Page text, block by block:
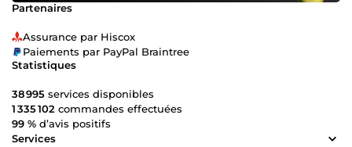
Partenaires
Assurance par Hiscox
Paiements par PayPal Braintree
Statistiques
38 995 services disponibles
1 335 102 commandes effectuées
99 % d’avis positifs
Services